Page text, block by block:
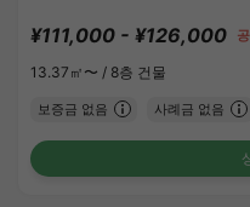
¥111,000 - ¥126,000
13.37㎡〜 / 8층 건물
보증금 없음 사례금 없음